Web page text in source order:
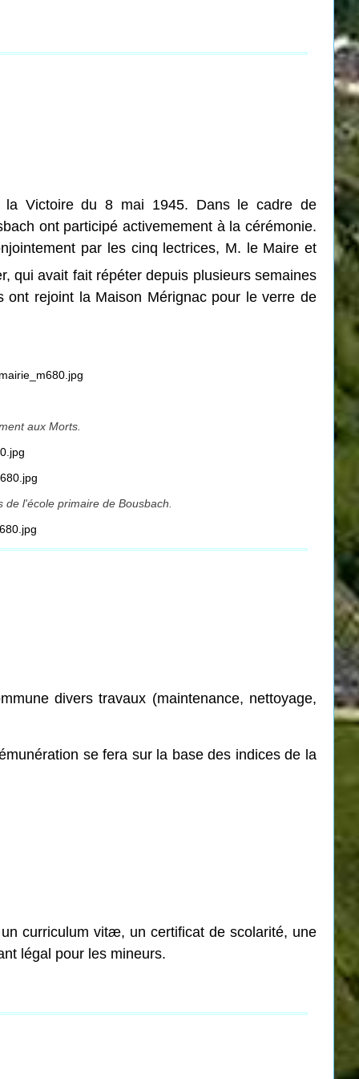
Victoire du 8 mai 1945. Dans le cadre de
ont participé activemement à la cérémonie.
par les cinq lectrices, M. le Maire et
qui avait fait répéter depuis plusieurs semaines
ont rejoint la Maison Mérignac pour le verre de
aux Morts.
l'école primaire de Bousbach.
divers travaux (maintenance, nettoyage,
se fera sur la base des indices de la
curriculum vitæ, un certificat de scolarité, une
légal pour les mineurs.